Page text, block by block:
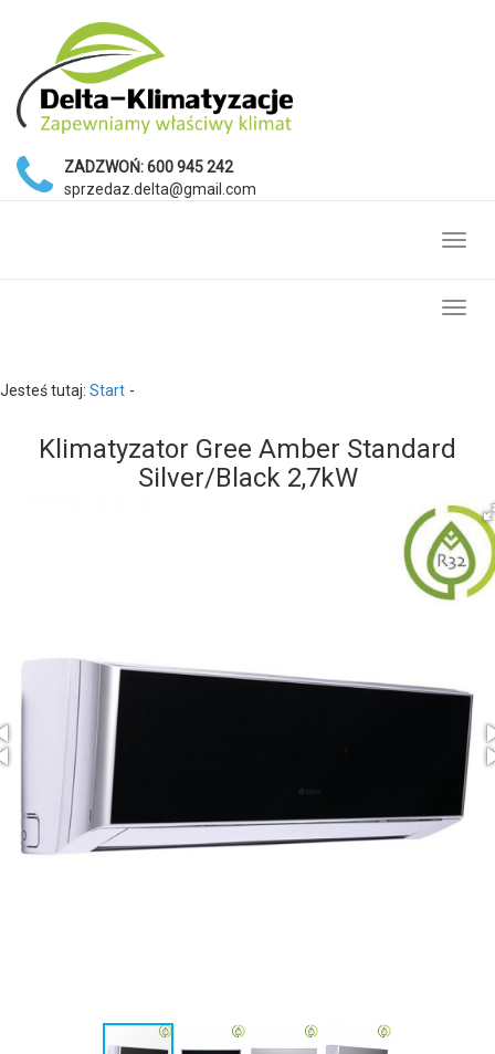
ZADZWOŃ:600 945 242
sprzedaz.delta@gmail.com
Jesteś tutaj: Start
Klimatyzator Gree Amber Standard
Silver/Black 2,7kW